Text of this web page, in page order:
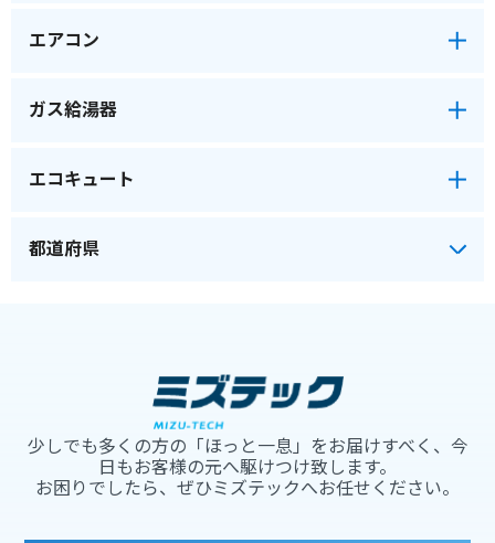
エアコン
ガス給湯器
エコキュート
少しでも多くの方の「ほっと一息」をお届けすべく、今
日もお客様の元へ駆けつけ致します。
お困りでしたら、ぜひミズテックへお任せください。